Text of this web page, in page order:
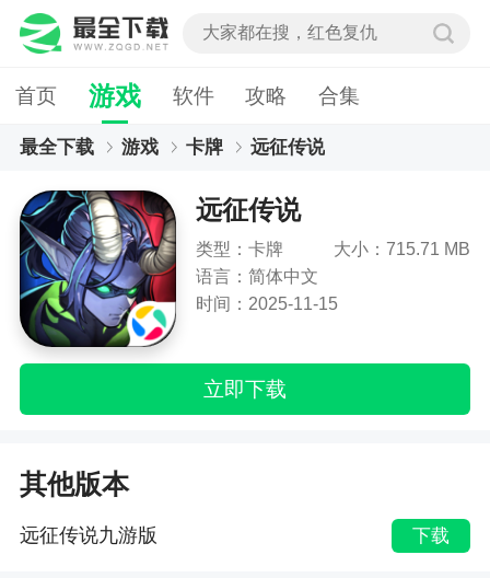
首页 游戏 软件 攻略 合集
最全下载 游戏 卡牌 远征传说
远征传说
类型：卡牌
大小：715.71 MB
语言：简体中文
时间：2025-11-15
立即下载
其他版本
远征传说九游版 下载